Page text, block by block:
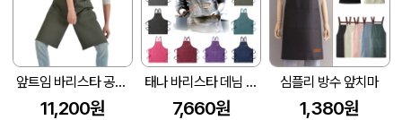
앞트임 바리스타 공방 데님 방수 앞치마 Z114
11,200원
태나 바리스타 데님 앞치마
7,660원
심플리 방수 앞치마
1,380원